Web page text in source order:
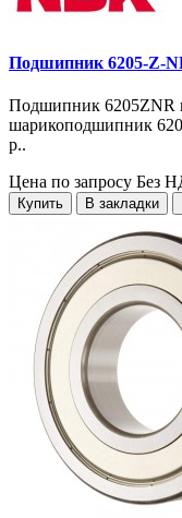
Подшипник 6205-Z-
Подшипник 6205ZNR
шарикоподшипник
р..
Цена по запросу Без
Купить В закладки